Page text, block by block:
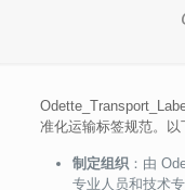
准化运输标签规范。以
制定组织：由
专业人员和技术